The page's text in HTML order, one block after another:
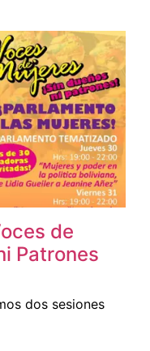
de
Patrones
dos sesiones